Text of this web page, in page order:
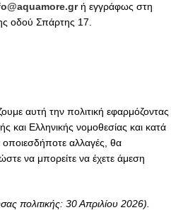
ή εγγράφως στη
οδού Σπάρτης 17.
αυτή την πολιτική εφαρμόζοντας
και Ελληνικής νομοθεσίας και κατά
αλλαγές, θα
να μπορείτε να έχετε άμεση
πολιτικής: 30 Απριλίου 2026).